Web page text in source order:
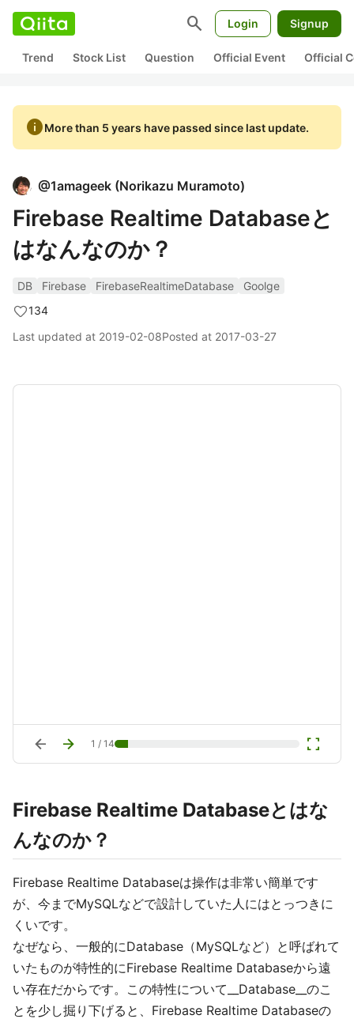
search Login Signup
Trend Stock List Question Official Event Official
infoMore than 5 years have passed since last update.
@1amageek (Norikazu Muramoto)
Firebase Realtime Databaseと
はなんなのか？
DB Firebase FirebaseRealtimeDatabase
Goolge
134
Last updated at 2019-02-08Posted at 2017-03-27
arrow_back arrow_forward 1 / 14 fullscreen
Firebase Realtime Databaseとはな
んなのか？
Firebase Realtime Databaseは操作は非常い簡単です
が、今までMySQLなどで設計していた人にはとっつきに
くいです。
なぜなら、一般的にDatabase（MySQLなど）と呼ばれて
いたものが特性的にFirebase Realtime Databaseから遠
い存在だからです。この特性について__Database__のこ
とを少し掘り下げると、Firebase Realtime Databaseの